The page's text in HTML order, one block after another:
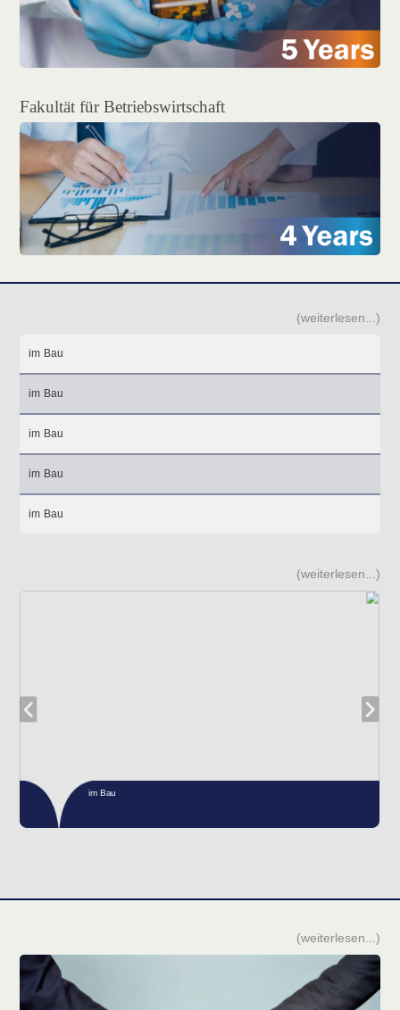
Fakultät für Betriebswirtschaft
(weiterlesen...)
im Bau
im Bau
im Bau
im Bau
im Bau
(weiterlesen...)
(weiterlesen...)